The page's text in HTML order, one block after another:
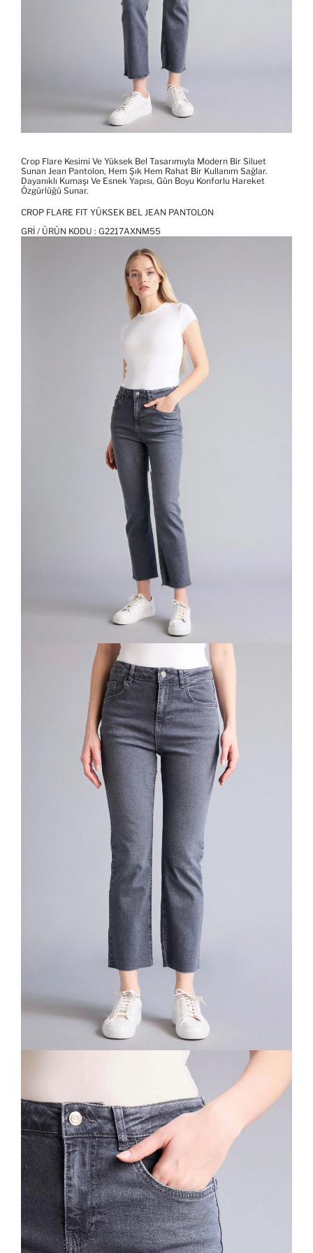
Crop Flare Kesimi Ve Yüksek Bel Tasarımıyla Modern Bir Siluet
Sunan Jean Pantolon, Hem Şık Hem Rahat Bir Kullanım Sağlar.
Dayanıklı Kumaşı Ve Esnek Yapısı, Gün Boyu Konforlu Hareket
Özgürlüğü Sunar.
CROP FLARE FIT YÜKSEK BEL JEAN PANTOLON
GRI / ÜRÜN KODU : G2217AXNM55